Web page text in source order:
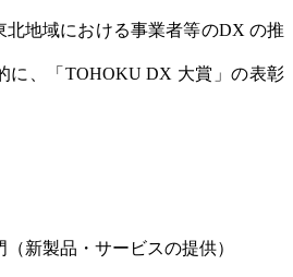
地域における事業者等のDX の推
に、「TOHOKU DX 大賞」の表彰
新製品・サービスの提供）